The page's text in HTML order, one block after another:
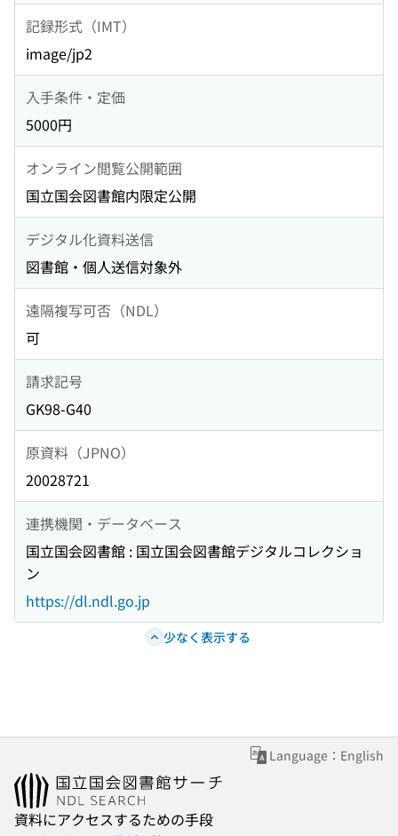
記録形式（IMT）
image/jp2
入手条件・定価
5000円
オンライン閲覧公開範囲
国立国会図書館内限定公開
デジタル化資料送信
図書館・個人送信対象外
遠隔複写可否（NDL）
可
請求記号
GK98-G40
原資料（JPNO）
20028721
連携機関・データベース
国立国会図書館 : 国立国会図書館デジタルコレクショ
ン
https://dl.ndl.go.jp
少なく表示する
Language：English
資料にアクセスするための手段